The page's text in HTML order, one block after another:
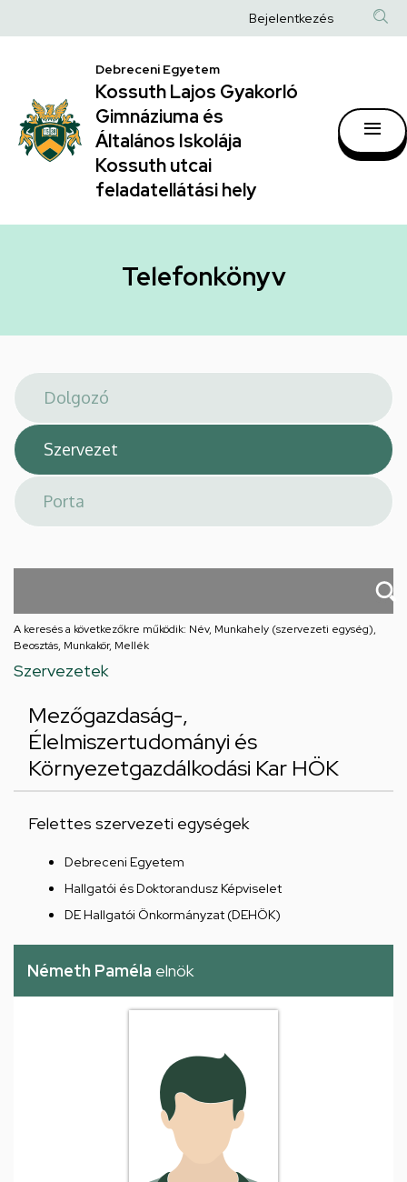
|
Kossuth
Lajos
Gyakorló
Gimnáziuma
Általános
hely
a
Anonim
fiók
Bejelentkezés
Debreceni Egyetem
Kossuth Lajos Gyakorló
Gimnáziuma és
Általános Iskolája
Kossuth utcai
feladatellátási hely
Telefonkönyv
A keresés a következőkre működik: Név, Munkahely (szervezeti egység),
Beosztás, Munkakör, Mellék
Szervezetek
Mezőgazdaság-,
Élelmiszertudományi és
Környezetgazdálkodási Kar HÖK
Felettes szervezeti egységek
Debreceni Egyetem
Hallgatói és Doktorandusz Képviselet
DE Hallgatói Önkormányzat (DEHÖK)
Németh Paméla elnök